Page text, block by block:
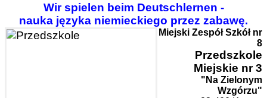
Wir spielen beim Deutschlernen -
nauka języka niemieckiego przez zabawę.
Miejski Zespół Szkół nr
8
Przedszkole
Miejskie nr 3
"Na Zielonym
Wzgórzu"